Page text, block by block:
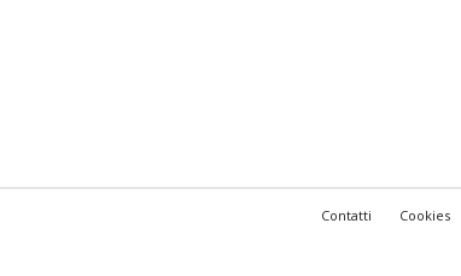
Contatti Cookies